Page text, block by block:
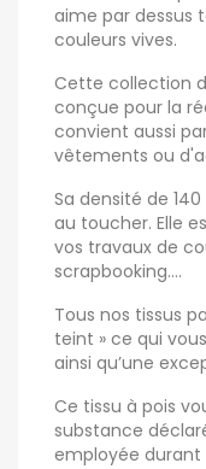
aime par dessus
couleurs vives.
Cette collection
conçue pour la
convient aussi
vêtements ou
Sa densité de
au toucher. Elle
vos travaux de
scrapbooking....
Tous nos tissus
teint » ce qui
ainsi qu’une
Ce tissu à pois
substance
employée durant